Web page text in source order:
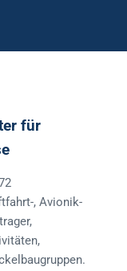
für
, Avionik-